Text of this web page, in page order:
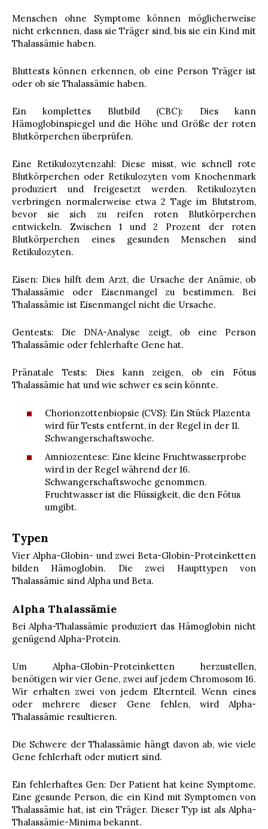
Menschen ohne Symptome können möglicherweise
nicht erkennen, dass sie Träger sind, bis sie ein Kind mit
Thalassämie haben.
Bluttests können erkennen, ob eine Person Träger ist
oder ob sie Thalassämie haben.
Ein komplettes Blutbild (CBC): Dies kann
Hämoglobinspiegel und die Höhe und Größe der roten
Blutkörperchen überprüfen.
Eine Retikulozytenzahl: Diese misst, wie schnell rote
Blutkörperchen oder Retikulozyten vom Knochenmark
produziert und freigesetzt werden. Retikulozyten
verbringen normalerweise etwa 2 Tage im Blutstrom,
bevor sie sich zu reifen roten Blutkörperchen
entwickeln. Zwischen 1 und 2 Prozent der roten
Blutkörperchen eines gesunden Menschen sind
Retikulozyten.
Eisen: Dies hilft dem Arzt, die Ursache der Anämie, ob
Thalassämie oder Eisenmangel zu bestimmen. Bei
Thalassämie ist Eisenmangel nicht die Ursache.
Gentests: Die DNA-Analyse zeigt, ob eine Person
Thalassämie oder fehlerhafte Gene hat.
Pränatale Tests: Dies kann zeigen, ob ein Fötus
Thalassämie hat und wie schwer es sein könnte.
Chorionzottenbiopsie (CVS): Ein Stück Plazenta
wird für Tests entfernt, in der Regel in der 11.
Schwangerschaftswoche.
Amniozentese: Eine kleine Fruchtwasserprobe
wird in der Regel während der 16.
Schwangerschaftswoche genommen.
Fruchtwasser ist die Flüssigkeit, die den Fötus
umgibt.
Typen
Vier Alpha-Globin- und zwei Beta-Globin-Proteinketten
bilden Hämoglobin. Die zwei Haupttypen von
Thalassämie sind Alpha und Beta.
Alpha Thalassämie
Bei Alpha-Thalassämie produziert das Hämoglobin nicht
genügend Alpha-Protein.
Um Alpha-Globin-Proteinketten herzustellen,
benötigen wir vier Gene, zwei auf jedem Chromosom 16.
Wir erhalten zwei von jedem Elternteil. Wenn eines
oder mehrere dieser Gene fehlen, wird Alpha-
Thalassämie resultieren.
Die Schwere der Thalassämie hängt davon ab, wie viele
Gene fehlerhaft oder mutiert sind.
Ein fehlerhaftes Gen: Der Patient hat keine Symptome.
Eine gesunde Person, die ein Kind mit Symptomen von
Thalassämie hat, ist ein Träger. Dieser Typ ist als Alpha-
Thalassämie-Minima bekannt.